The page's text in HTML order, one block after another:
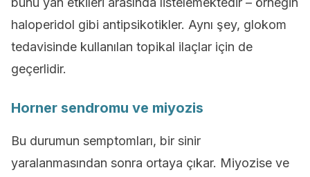
haloperidol gibi antipsikotikler. Aynı şey, glokom
tedavisinde kullanılan topikal ilaçlar için de
geçerlidir.
Horner sendromu ve miyozis
Bu durumun semptomları, bir sinir
yaralanmasından sonra ortaya çıkar. Miyozise ve